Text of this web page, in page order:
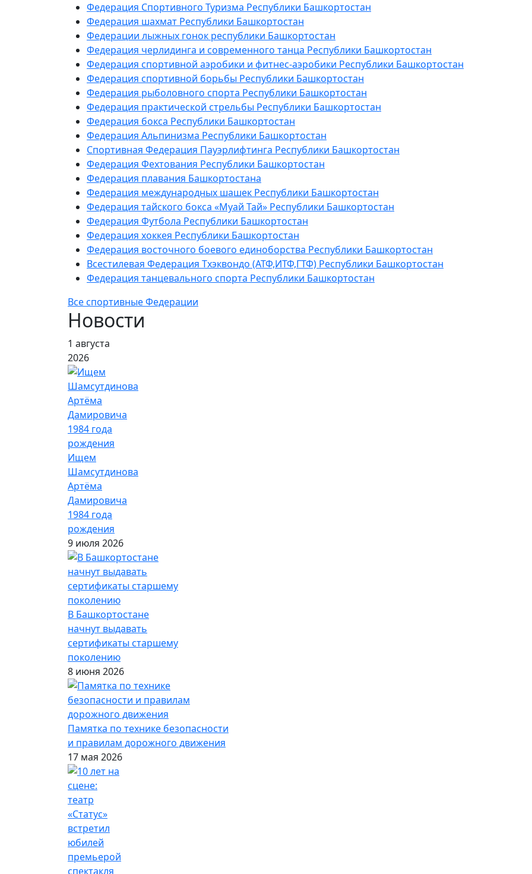
Федерация Спортивного Туризма Республики Башкортостан
Федерация шахмат Республики Башкортостан
Федерации лыжных гонок республики Башкортостан
Федерация черлидинга и современного танца Республики Башкортостан
Федерация спортивной аэробики и фитнес-аэробики Республики Башкортостан
Федерация спортивной борьбы Республики Башкортостан
Федерация рыболовного спорта Республики Башкортостан
Федерация практической стрельбы Республики Башкортостан
Федерация бокса Республики Башкортостан
Федерация Альпинизма Республики Башкортостан
Спортивная Федерация Пауэрлифтинга Республики Башкортостан
Федерация Фехтования Республики Башкортостан
Федерация плавания Башкортостана
Федерация международных шашек Республики Башкортостан
Федерация тайского бокса «Муай Тай» Республики Башкортостан
Федерация Футбола Республики Башкортостан
Федерация хоккея Республики Башкортостан
Федерация восточного боевого единоборства Республики Башкортостан
Всестилевая Федерация Тхэквондо (АТФ,ИТФ,ГТФ) Республики Башкортостан
Федерация танцевального спорта Республики Башкортостан
Все спортивные Федерации
Новости
1 августа
2026
Ищем
Шамсутдинова
Артёма
Дамировича
1984 года
рождения
9 июля 2026
В Башкортостане
начнут выдавать
сертификаты старшему
поколению
8 июня 2026
Памятка по технике безопасности
и правилам дорожного движения
17 мая 2026